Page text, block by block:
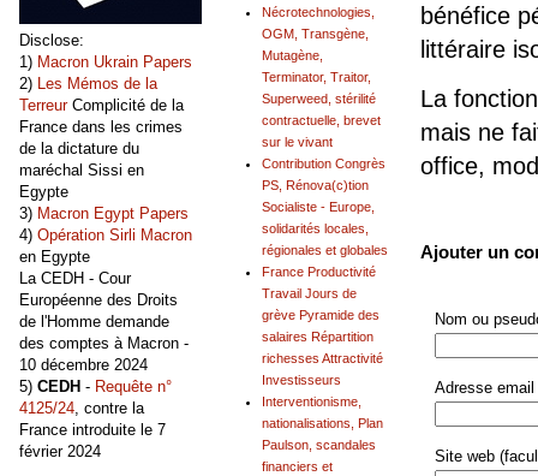
bénéfice
littéraire
La
mais ne
office,
Ajouter un
Nom ou
Adresse email
Site web
Nécrotechnologies,
OGM, Transgène,
Mutagène,
Terminator, Traitor,
Superweed, stérilité
contractuelle, brevet
sur le vivant
Contribution Congrès
PS, Rénova(c)tion
Socialiste - Europe,
solidarités locales,
régionales et globales
France Productivité
Travail Jours de
grève Pyramide des
salaires Répartition
richesses Attractivité
Investisseurs
Interventionisme,
nationalisations, Plan
Paulson, scandales
financiers et
Disclose:
1) Macron Ukrain Papers
2) Les Mémos de la
TerreurComplicité de la
France dans les crimes
de la dictature du
maréchal Sissi en
Egypte
3) Macron Egypt Papers
4) Opération Sirli Macron
en Egypte
La CEDH - Cour
Européenne des Droits
de l'Homme demande
des comptes à Macron -
10 décembre 2024
5) CEDH - Requête n°
4125/24, contre la
France introduite le 7
février 2024